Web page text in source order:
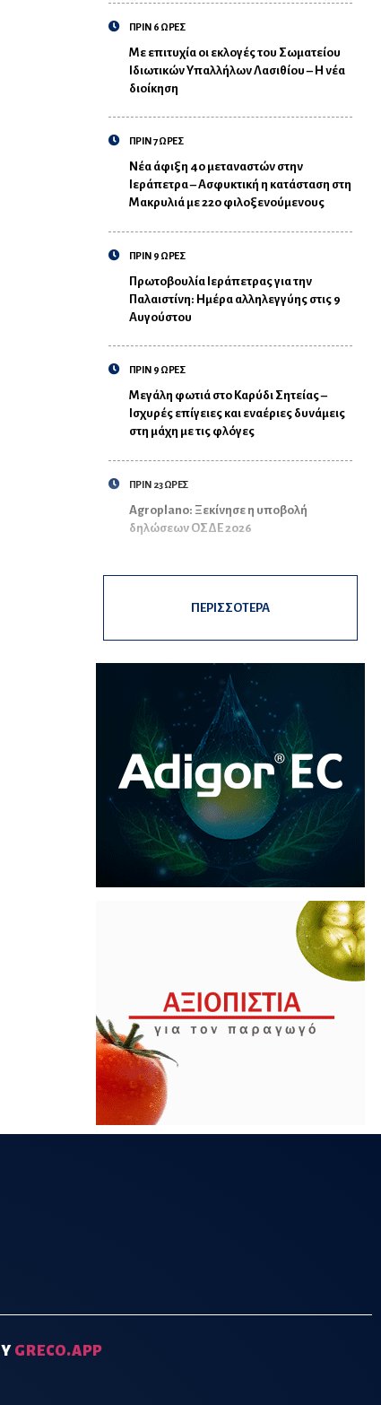
ΠΡΙΝ 6 ΩΡΕΣ
Με επιτυχία οι εκλογές του Σωματείου
Ιδιωτικών Υπαλλήλων Λασιθίου – Η νέα
διοίκηση
ΠΡΙΝ 7 ΩΡΕΣ
Νέα άφιξη 40 μεταναστών στην
Ιεράπετρα – Ασφυκτική η κατάσταση στη
Μακρυλιά με 220 φιλοξενούμενους
ΠΡΙΝ 9 ΩΡΕΣ
Πρωτοβουλία Ιεράπετρας για την
Παλαιστίνη: Ημέρα αλληλεγγύης στις 9
Αυγούστου
ΠΡΙΝ 9 ΩΡΕΣ
Μεγάλη φωτιά στο Καρύδι Σητείας –
Ισχυρές επίγειες και εναέριες δυνάμεις
στη μάχη με τις φλόγες
ΠΡΙΝ 23 ΩΡΕΣ
Agroplano: Ξεκίνησε η υποβολή
δηλώσεων ΟΣΔΕ 2026
ΠΕΡΙΣΣΟΤΕΡΑ
GRECO.APP